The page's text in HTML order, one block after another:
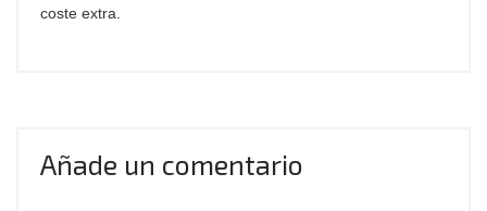
coste extra.
Añade un comentario